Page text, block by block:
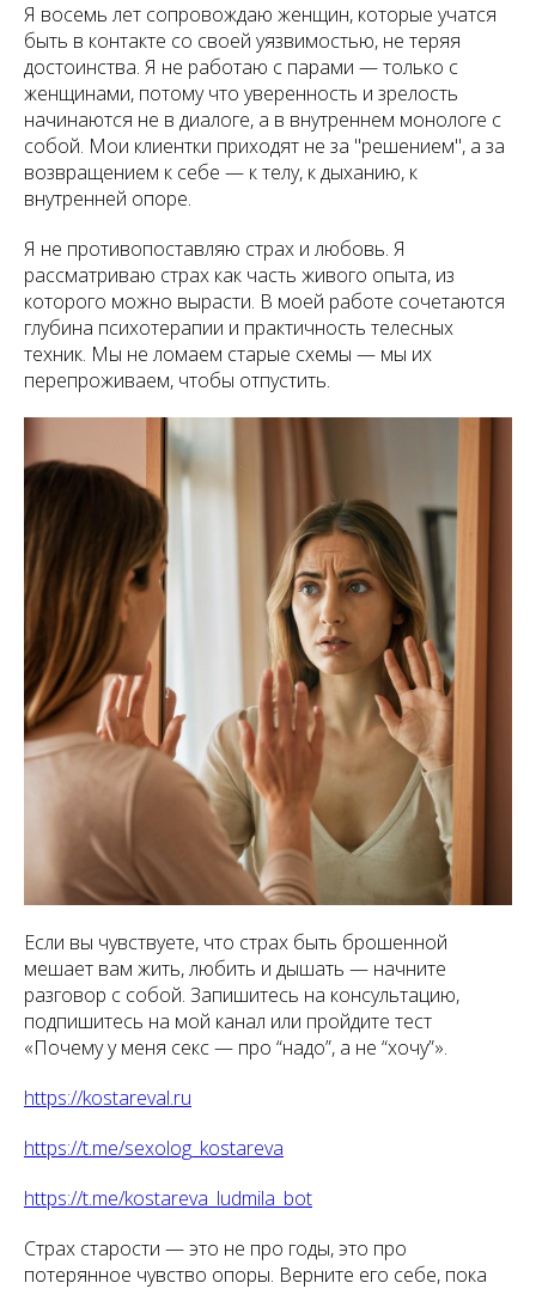
Я восемь лет сопровождаю женщин, которые учатся
быть в контакте со своей уязвимостью, не теряя
достоинства. Я не работаю с парами — только с
женщинами, потому что уверенность и зрелость
начинаются не в диалоге, а в внутреннем монологе с
собой. Мои клиентки приходят не за "решением", а за
возвращением к себе — к телу, к дыханию, к
внутренней опоре.
Я не противопоставляю страх и любовь. Я
рассматриваю страх как часть живого опыта, из
которого можно вырасти. В моей работе сочетаются
глубина психотерапии и практичность телесных
техник. Мы не ломаем старые схемы — мы их
перепроживаем, чтобы отпустить.
Если вы чувствуете, что страх быть брошенной
мешает вам жить, любить и дышать — начните
разговор с собой. Запишитесь на консультацию,
подпишитесь на мой канал или пройдите тест
«Почему у меня секс — про “надо”, а не “хочу”».
https://kostareval.ru
https://t.me/sexolog_kostareva
https://t.me/kostareva_ludmila_bot
Страх старости — это не про годы, это про
потерянное чувство опоры. Верните его себе, пока